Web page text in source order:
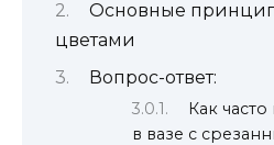
Основные
цветами
Вопрос-ответ:
Как
в вазе с